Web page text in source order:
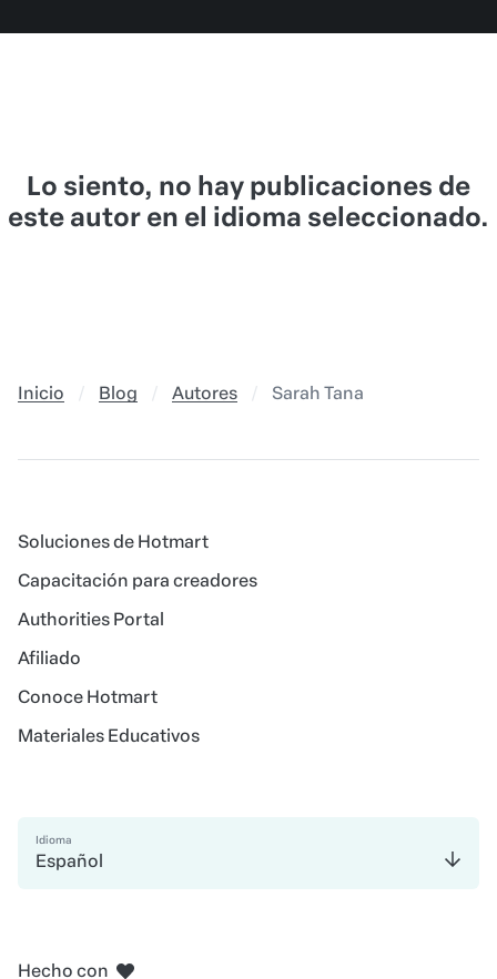
Lo siento, no hay publicaciones de
este autor en el idioma seleccionado.
Inicio Blog Autores Sarah Tana
Soluciones de Hotmart
Capacitación para creadores
Authorities Portal
Afiliado
Conoce Hotmart
Materiales Educativos
Idioma
Español
Hecho con